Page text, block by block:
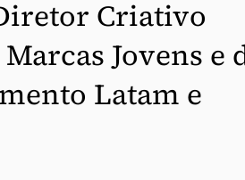
Criativo
Jovens e
Latam e